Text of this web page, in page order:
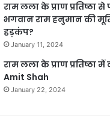
राम लला के प्राण प्रतिष्ठा
भगवान राम हनुमान की
हड़कंप?
January 11, 2024
राम लला के प्राण प्रतिष्ठा
Amit Shah
January 22, 2024